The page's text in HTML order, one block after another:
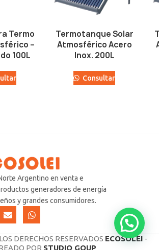
Termo
–
100L
Termotanque Solar
Atmosférico Acero
Inox. 200L
Consultar
Argentino en venta e
generadores de energía
y grandes consumidores.
DERECHOS RESERVADOS ECOSOLEI-
POR STUDIO GOUP